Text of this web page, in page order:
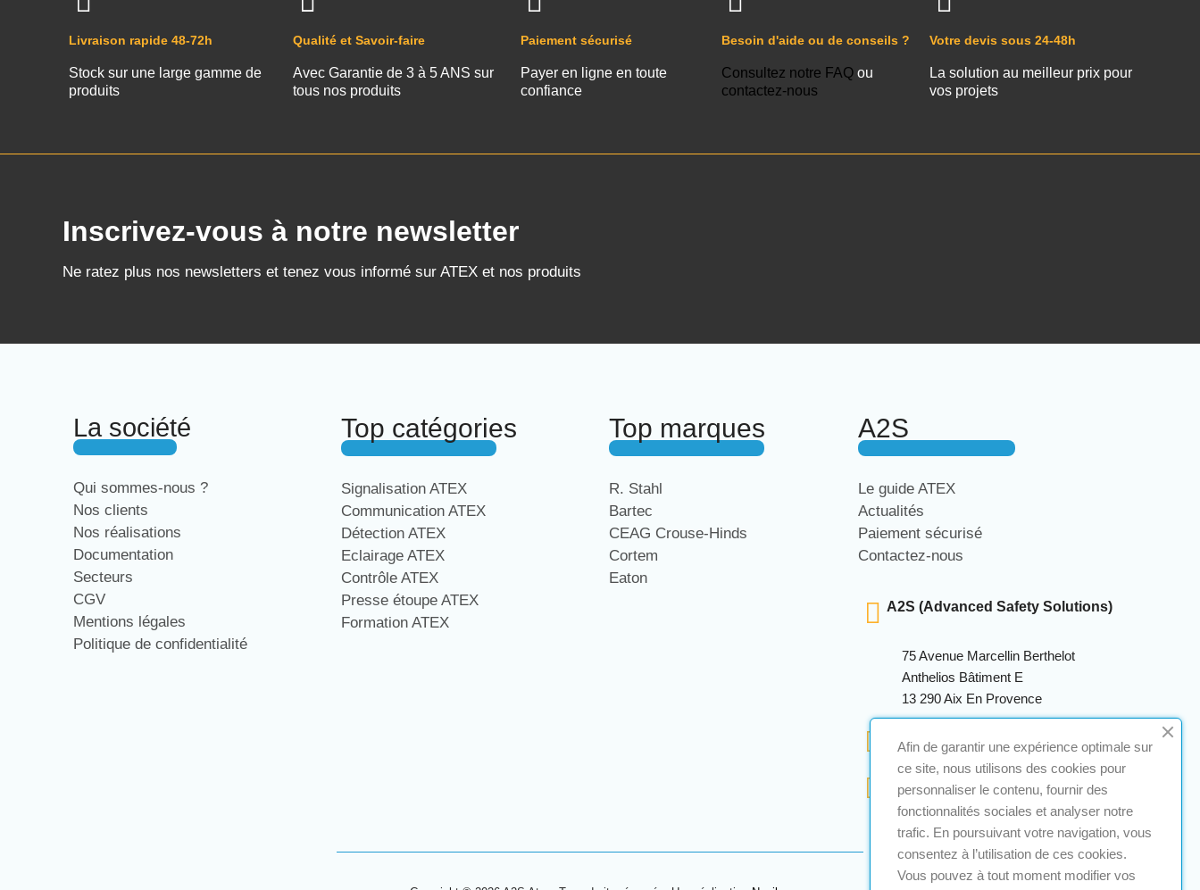
Livraison rapide 48-72h
Stock sur une large gamme de
produits
Qualité et Savoir-faire
Avec Garantie de 3 à 5 ANS sur
tous nos produits
Paiement sécurisé
Payer en ligne en toute
confiance
Besoin d'aide ou de conseils ?
Consultez notre FAQou
contactez-nous
Votre devis sous 24-48h
La solution au meilleur prix pour
vos projets
Inscrivez-vous à notre newsletter
Ne ratez plus nos newsletters et tenez vous informé sur ATEX et nos produits
La société
Qui sommes-nous ?
Nos clients
Nos réalisations
Documentation
Secteurs
CGV
Mentions légales
Politique de confidentialité
Top catégories
Signalisation ATEX
Communication ATEX
Détection ATEX
Eclairage ATEX
Contrôle ATEX
Presse étoupe ATEX
Formation ATEX
Top marques
R. Stahl
Bartec
CEAG Crouse-Hinds
Cortem
Eaton
A2S
Le guide ATEX
Actualités
Paiement sécurisé
Contactez-nous
A2S (Advanced Safety Solutions)
75 Avenue Marcellin Berthelot
Anthelios Bâtiment E
13 290 Aix En Provence
Afin de garantir une expérience optimale sur
ce site, nous utilisons des cookies pour
personnaliser le contenu, fournir des
fonctionnalités sociales et analyser notre
trafic. En poursuivant votre navigation, vous
consentez à l’utilisation de ces cookies.
Vous pouvez à tout moment modifier vos